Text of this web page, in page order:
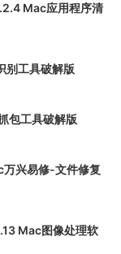
Mac应用程序清
别工具破解版
包工具破解版
兴易修-文件修复
Mac图像处理软